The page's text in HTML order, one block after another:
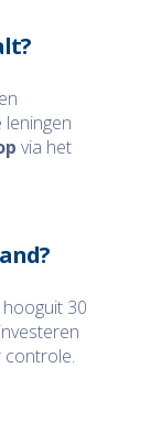
leningen
via het
30
controle.